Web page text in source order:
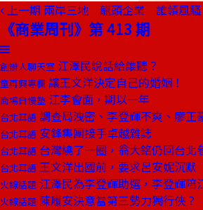
上一期 兩岸三地 龍頭企業 誰領風騷
《商業周刊》第 413 期
創辦人聊天室 江澤民說話給誰聽？
童再興專欄 讓王文洋決定自己的婚姻！
商場自慢塾 江李會面，期以一年
台北耳語 調查局洩密、李登輝不爽、廖正
台北耳語 安鋒集團接手卓越雜誌
台北耳語 台灣繞了一圈，翁大銘仍回台北
台北耳語 王文洋出國前，要求呂安妮沉默
火線話題 江澤民為李登輝助選，李登輝陪
火線話題 陳履安決意當第三勢力獨行俠？